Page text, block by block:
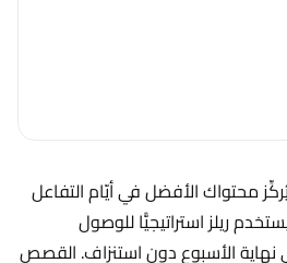
محتواك الأفضل في أيّام التفاعل
ريلز استراتيجيًّا للوصول
نهاية الأسبوع دون استنزاف. القصص